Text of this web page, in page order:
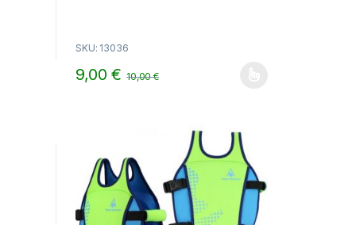
del prodotto
SKU: 13036
9,00€ 10,00€
Questo prodotto ha più varianti. Le opzioni possono